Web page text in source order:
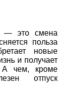
— это смена
польза
новые
и получает
А чем, кроме
отпуск